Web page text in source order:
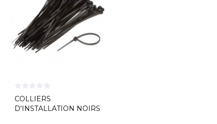
COLLIERS
D'INSTALLATION NOIRS